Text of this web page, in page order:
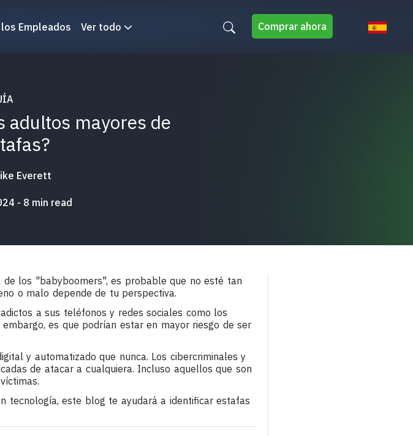
Empleados Ver todo Comprar ahora
adultos mayores de
Everett
8 min read
los "babyboomers", es probable que no esté tan
o malo depende de tu perspectiva.
a sus teléfonos y redes sociales como los
es que podrían estar en mayor riesgo de ser
y automatizado que nunca. Los cibercriminales y
de atacar a cualquiera. Incluso aquellos que son
tecnología, este blog te ayudará a identificar estafas